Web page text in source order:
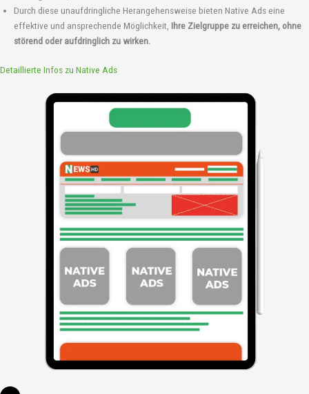
Durch diese unaufdringliche Herangehensweise bieten Native Ads eine
effektive und ansprechende Möglichkeit, Ihre Zielgruppe zu erreichen, ohne
störend oder aufdringlich zu wirken.
Detaillierte Infos zu Native Ads